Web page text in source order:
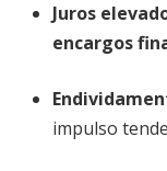
Juros
encargos
impulso